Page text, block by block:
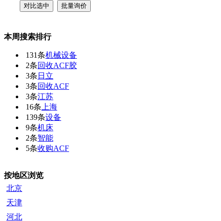
本周搜索排行
131条机械设备
2条回收ACF胶
3条 日立
3条回收ACF
3条江苏
16条 上海
139条设备
9条机床
2条智能
5条收购ACF
按地区浏览
北京
天津
河北